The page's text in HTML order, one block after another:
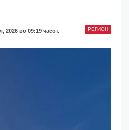
РЕГИОН
2026 во 09:19 часот.